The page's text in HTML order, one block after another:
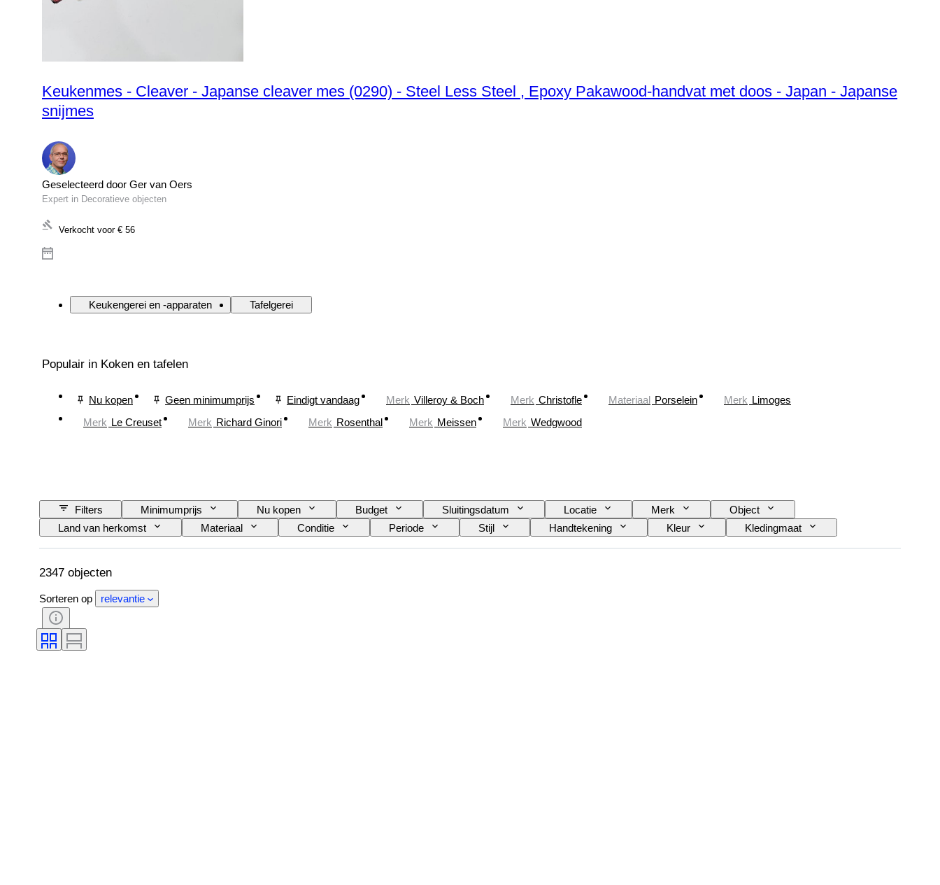
Keukenmes - Cleaver - Japanse cleaver mes (0290) - Steel Less Steel , Epoxy Pakawood-handvat met doos - Japan - Japanse
snijmes
Geselecteerd door Ger van Oers
Expert in Decoratieve objecten
Verkocht voor € 56
Keukengerei en -apparaten Tafelgerei
Populair in Koken en tafelen
Nu kopen Geen minimumprijs Eindigt vandaag Merk Villeroy & Boch Merk Christofle Materiaal Porselein Merk Limoges
Merk Le Creuset Merk Richard Ginori Merk Rosenthal Merk Meissen Merk Wedgwood
Filters Minimumprijs Nu kopen Budget Sluitingsdatum Locatie Merk
Object
Land van herkomst
Materiaal Conditie Periode Stijl Handtekening Kleur
Kledingmaat
Type keukenmes
Decor Kunstenaar Origineel / Replica Verkocht door Era Maker Model
2347 objecten
Sorteren op relevantie